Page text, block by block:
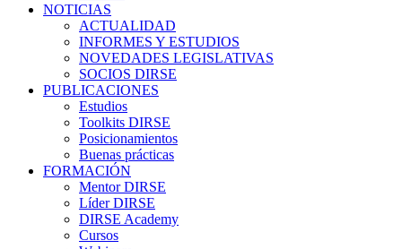
NOTICIAS
ACTUALIDAD
INFORMES Y ESTUDIOS
NOVEDADES LEGISLATIVAS
SOCIOS DIRSE
PUBLICACIONES
Estudios
Toolkits DIRSE
Posicionamientos
Buenas prácticas
FORMACIÓN
Mentor DIRSE
Líder DIRSE
DIRSE Academy
Cursos